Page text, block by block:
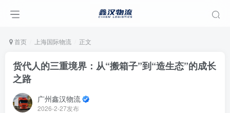
首页 上海国际物流 正文
货代人的三重境界：从“搬箱子”到“造生态”的成长
之路
广州鑫汉物流
2026-2-27发布